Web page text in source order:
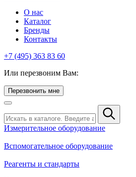
О нас
Каталог
Бренды
Контакты
+7 (495) 363 83 60
Или перезвоним Вам:
Перезвонить мне
Измерительное оборудование
Вспомогательное оборудование
Реагенты и стандарты